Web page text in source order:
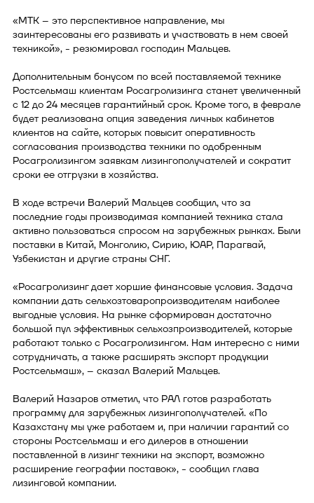
«МТК – это перспективное направление, мы
заинтересованы его развивать и участвовать в нем своей
техникой», - резюмировал господин Мальцев.
Дополнительным бонусом по всей поставляемой технике
Ростсельмаш клиентам Росагролизинга станет увеличенный
с 12 до 24 месяцев гарантийный срок. Кроме того, в феврале
будет реализована опция заведения личных кабинетов
клиентов на сайте, которых повысит оперативность
согласования производства техники по одобренным
Росагролизингом заявкам лизингополучателей и сократит
сроки ее отгрузки в хозяйства.
В ходе встречи Валерий Мальцев сообщил, что за
последние годы производимая компанией техника стала
активно пользоваться спросом на зарубежных рынках. Были
поставки в Китай, Монголию, Сирию, ЮАР, Парагвай,
Узбекистан и другие страны СНГ.
«Росагролизинг дает хоршие финансовые условия. Задача
компании дать сельхозтоваропроизводителям наиболее
выгодные условия. На рынке сформирован достаточно
большой пул эффективных сельхозпроизводителей, которые
работают только с Росагролизингом. Нам интересно с ними
сотрудничать, а также расширять экспорт продукции
Ростсельмаш», – сказал Валерий Мальцев.
Валерий Назаров отметил, что РАЛ готов разработать
программу для зарубежных лизингополучателей. «По
Казахстану мы уже работаем и, при наличии гарантий со
стороны Ростсельмаш и его дилеров в отношении
поставленной в лизинг техники на экспорт, возможно
расширение географии поставок», - сообщил глава
лизинговой компании.